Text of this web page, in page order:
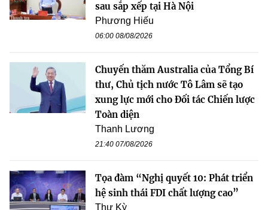
sau sắp xếp tại Hà Nội
Phương Hiếu
06:00 08/08/2026
Chuyến thăm Australia của Tổng Bí
thư, Chủ tịch nước Tô Lâm sẽ tạo
xung lực mới cho Đối tác Chiến lược
Toàn diện
Thanh Lương
21:40 07/08/2026
Tọa đàm “Nghị quyết 10: Phát triển
hệ sinh thái FDI chất lượng cao”
Thư Kỳ